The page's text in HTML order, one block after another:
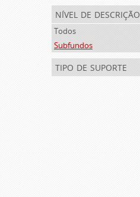
nível de descrição
Todos
Subfundos
tipo de suporte